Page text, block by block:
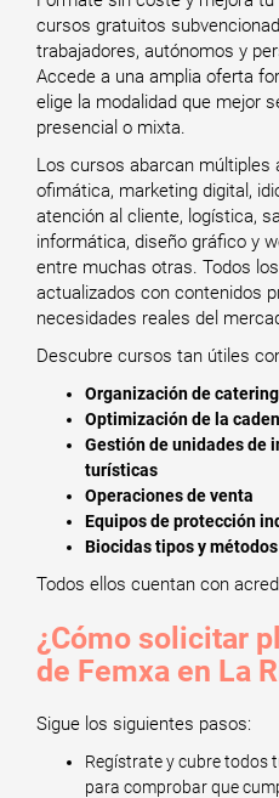
cursos gratuitos
trabajadores, autónomos y
Accede a una amplia oferta
elige la modalidad que mejor
presencial o mixta.
Los cursos abarcan múltiples
ofimática, marketing digital,
atención al cliente, logística,
informática, diseño gráfico y
entre muchas otras. Todos
actualizados con contenidos
necesidades reales del
Descubre cursos tan útiles
Organización de
Optimización de la
Gestión de unidades de
turísticas
Operaciones de venta
Equipos de protección
Biocidas tipos y
Todos ellos cuentan con
¿Cómo solicitar
de Femxa en La
Sigue los siguientes pasos:
Regístrate y cubre todos
para comprobar que